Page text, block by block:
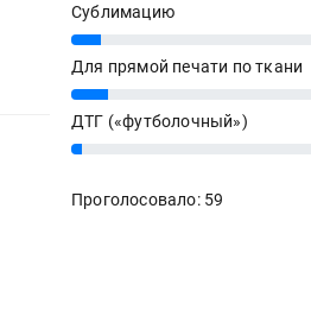
Сублимацию
8%
Для прямой печати по ткани
10%
ДТГ («футболочный»)
3%
Проголосовало: 59